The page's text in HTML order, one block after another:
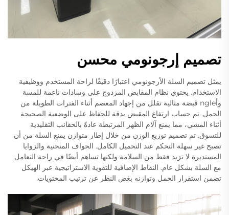
تصميم إرجونومي محسن
يمثل تصميم السلة الأرجونومي اعتبارًا دقيقًا لراحة المستخدم ووظيفية
الاستخدام. يحتوي نظام المقابض المزدوج على وسادات ناعمة للمسة
وأngle قبضة مثالية تقلل من إجهاد المعصم أثناء الفترات الطويلة من
الحمل. تم حساب ارتفاع المقبض بدقة للحفاظ على الوضعية الصحيحة
أثناء المشي، مما يمنع آلام الظهر المرتبطة عادةً بالحقائب التقليدية
للتسوق. تم تصميم توزيع الوزن من خلال إطار متوازن يمنع السلة من أن
تصبح غير سهلة التحكم عند التحميل الكامل. الحواف المنحنية والزوايا
المستديرة لا تزيد فقط من السلامة ولكنها تساهم أيضًا في راحة التعامل
مع السلة بشكل عام. النقاط الإضافية للتقوية الاستراتيجية عبر الهيكل
تضمن استقرار الحمل وتوازنه بغض النظر عن ترتيب المحتويات.